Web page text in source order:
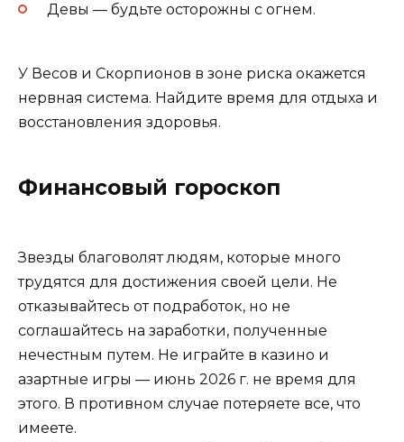
Девы — будьте осторожны с огнем.
У Весов и Скорпионов в зоне риска окажется
нервная система. Найдите время для отдыха и
восстановления здоровья.
Финансовый гороскоп
Звезды благоволят людям, которые много
трудятся для достижения своей цели. Не
отказывайтесь от подработок, но не
соглашайтесь на заработки, полученные
нечестным путем. Не играйте в казино и
азартные игры — июнь 2026 г. не время для
этого. В противном случае потеряете все, что
имеете.